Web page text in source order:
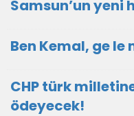
Samsun’un yeni
Ben Kemal, ge le
CHP türk
ödeyecek!